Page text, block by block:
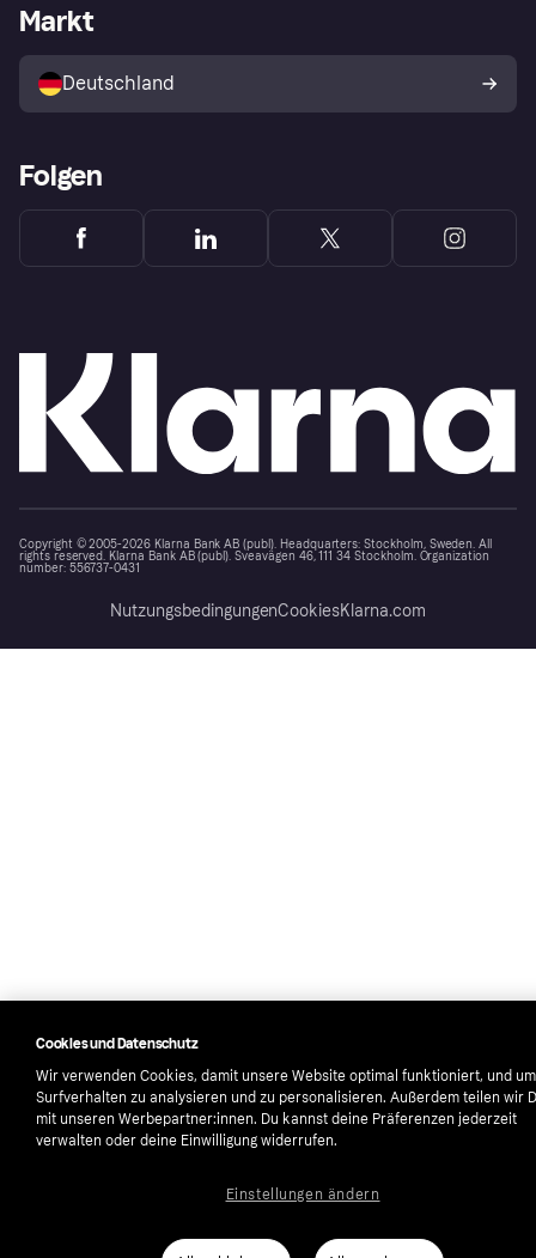
Klarna App
Shops entdecken
Käuferschutzrichtlinie
Dein Widerrufsrecht
Händlerportal
Markt
Deutschland
Folgen
Copyright © 2005-2026 Klarna Bank AB (publ). Headquarters: Stockholm, Sweden. All
rights reserved. Klarna Bank AB (publ). Sveavägen 46, 111 34 Stockholm. Organization
number: 556737-0431
NutzungsbedingungenCookiesKlarna.com
Cookies und Datenschutz
Wir verwenden Cookies, damit unsere Website optimal funktioniert, und
Surfverhalten zu analysieren und zu personalisieren. Außerdem teilen wir
mit unseren Werbepartner:innen. Du kannst deine Präferenzen jederzeit
verwalten oder deine Einwilligung widerrufen.
Einstellungen ändern